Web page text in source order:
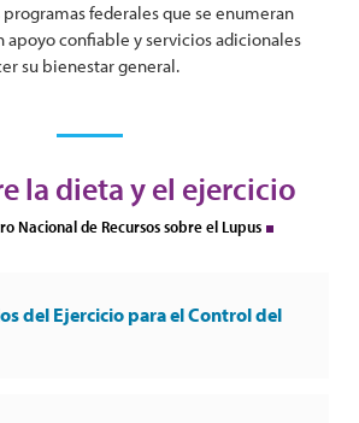
federales que se enumeran
apoyo confiable y servicios adicionales
su bienestar general.
la dieta y el ejercicio
Nacional de Recursos sobre el Lupus
del Ejercicio para el Control del